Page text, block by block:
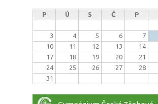
P Ú S Č P
3
4 5 6 7
10
11 12 13 14
17
18 19 20 21
24
25 26 27 28
31